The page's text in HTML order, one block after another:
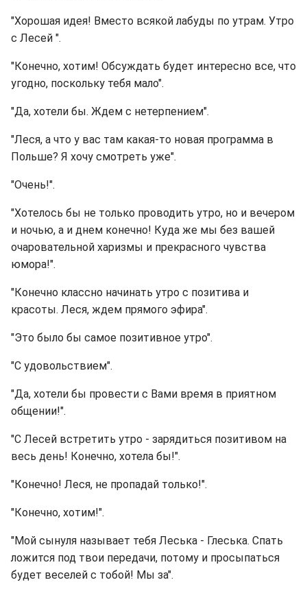
"Хорошая идея! Вместо всякой лабуды по утрам. Утро
с Лесей ".
"Конечно, хотим! Обсуждать будет интересно все, что
угодно, поскольку тебя мало".
"Да, хотели бы. Ждем с нетерпением".
"Леся, а что у вас там какая-то новая программа в
Польше? Я хочу смотреть уже".
"Очень!".
"Хотелось бы не только проводить утро, но и вечером
и ночью, а и днем конечно! Куда же мы без вашей
очаровательной харизмы и прекрасного чувства
юмора!".
"Конечно классно начинать утро с позитива и
красоты. Леся, ждем прямого эфира".
"Это было бы самое позитивное утро".
"С удовольствием".
"Да, хотели бы провести с Вами время в приятном
общении!".
"С Лесей встретить утро - зарядиться позитивом на
весь день! Конечно, хотела бы!".
"Конечно! Леся, не пропадай только!".
"Конечно, хотим!".
"Мой сынуля называет тебя Леська - Глеська. Спать
ложится под твои передачи, потому и просыпаться
будет веселей с тобой! Мы за".